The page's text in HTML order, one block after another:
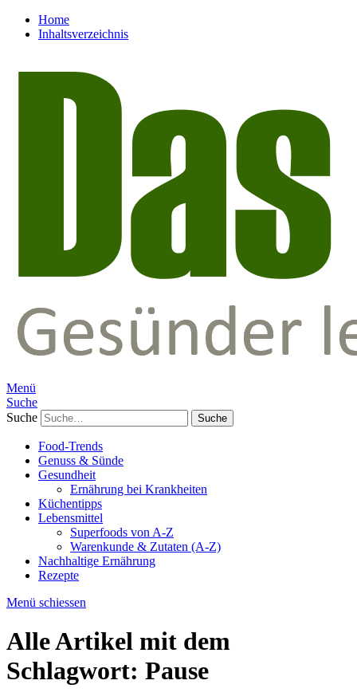
Home
Inhaltsverzeichnis
Menü
Suche
Suche
Food-Trends
Genuss & Sünde
Gesundheit
Ernährung bei Krankheiten
Küchentipps
Lebensmittel
Superfoods von A-Z
Warenkunde & Zutaten (A-Z)
Nachhaltige Ernährung
Rezepte
Menü schiessen
Alle Artikel mit dem
Schlagwort: Pause